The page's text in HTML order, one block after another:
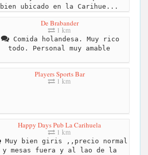
bien ubicado en la Carihue...
De Brabander
1 km
Comida holandesa. Muy rico
todo. Personal muy amable
Players Sports Bar
1 km
Happy Days Pub La Carihuela
1 km
Muy bien giris ,,precio normal
y mesas fuera y al lao de la